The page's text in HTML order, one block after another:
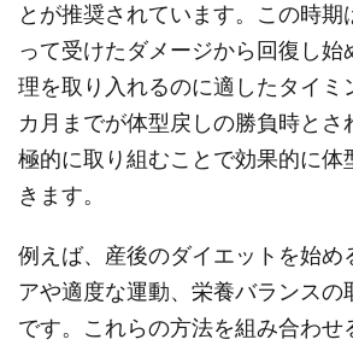
とが推奨されています。この時期
って受けたダメージから回復し始
理を取り入れるのに適したタイミ
カ月までが体型戻しの勝負時とさ
極的に取り組むことで効果的に体
きます。
例えば、産後のダイエットを始め
アや適度な運動、栄養バランスの
です。これらの方法を組み合わせ